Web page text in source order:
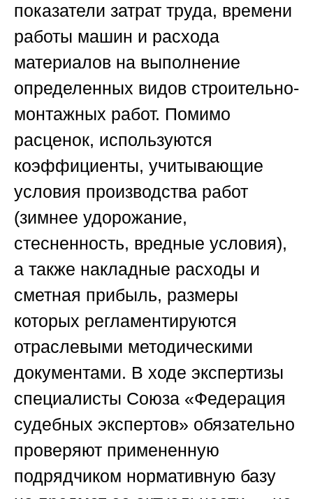
показатели затрат труда, времени
работы машин и расхода
материалов на выполнение
определенных видов строительно-
монтажных работ. Помимо
расценок, используются
коэффициенты, учитывающие
условия производства работ
(зимнее удорожание,
стесненность, вредные условия),
а также накладные расходы и
сметная прибыль, размеры
которых регламентируются
отраслевыми методическими
документами. В ходе экспертизы
специалисты Союза «Федерация
судебных экспертов» обязательно
проверяют примененную
подрядчиком нормативную базу